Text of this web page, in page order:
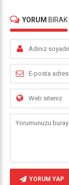
YORUM BIRAK
YORUM YAP